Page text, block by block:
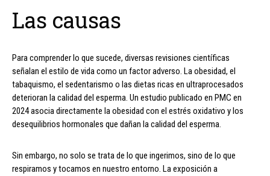
Las causas
Para comprender lo que sucede, diversas revisiones científicas
señalan el estilo de vida como un factor adverso. La obesidad, el
tabaquismo, el sedentarismo o las dietas ricas en ultraprocesados
deterioran la calidad del esperma. Un estudio publicado en PMC en
2024 asocia directamente la obesidad con el estrés oxidativo y los
desequilibrios hormonales que dañan la calidad del esperma.
Sin embargo, no solo se trata de lo que ingerimos, sino de lo que
respiramos y tocamos en nuestro entorno. La exposición a